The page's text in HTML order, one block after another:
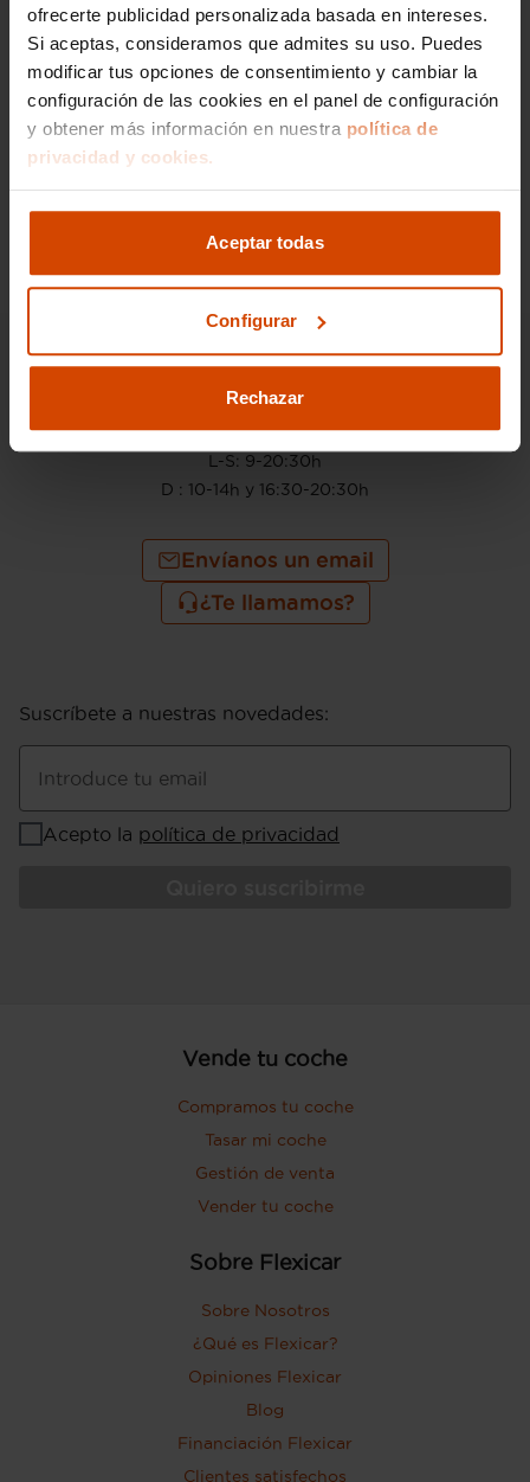
ofrecerte publicidad personalizada basada en intereses.
Si aceptas, consideramos que admites su uso. Puedes
modificar tus opciones de consentimiento y cambiar la
configuración de las cookies en el panel de configuración
y obtener más información en nuestra política de
privacidad y cookies.
Aceptar todas
Configurar
Rechazar
tu vehículo
Nos encargamos de todos los trámites
Reportaje fotográfico
Publicación en los principales portales
910 605 222
L-S: 9-20:30h
D : 10-14h y 16:30-20:30h
Envíanos un email
¿Te llamamos?
Suscríbete a nuestras novedades:
Introduce tu email
Acepto la política de privacidad
Vende tu coche
Compramos tu coche
Tasar mi coche
Gestión de venta
Vender tu coche
Sobre Flexicar
Sobre Nosotros
¿Qué es Flexicar?
Opiniones Flexicar
Blog
Financiación Flexicar
Clientes satisfechos